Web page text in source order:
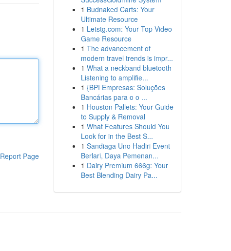
Report Page
1 Budnaked Carts: Your
Ultimate Resource
1 Letstg.com: Your Top Video
Game Resource
1 The advancement of
modern travel trends is impr...
1 What a neckband bluetooth
Listening to amplifie...
1 {BPI Empresas: Soluções
Bancárias para o o ...
1 Houston Pallets: Your Guide
to Supply & Removal
1 What Features Should You
Look for in the Best S...
1 Sandiaga Uno Hadiri Event
Berlari, Daya Pemenan...
1 Dairy Premium 666g: Your
Best Blending Dairy Pa...